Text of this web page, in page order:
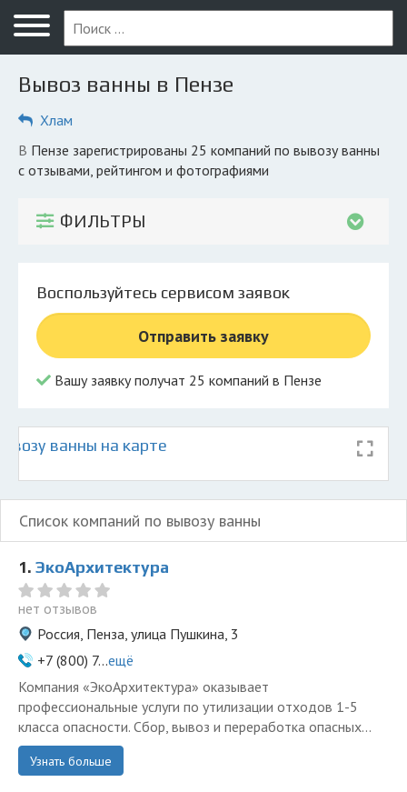
Меню
Главная
Вопрос юристу
Экоблог
Личный кабинет
© 2026 Все права защищены
Вывоз ванны в Пензе
Хлам
в Пензе зарегистрированы 25 компаний по вывозу ванны
с отзывами, рейтингом и фотографиями
ФИЛЬТРЫ
Воспользуйтесь сервисом заявок
Отправить заявку
Вашу заявку получат 25 компаний в Пензе
ванны на карте
Список компаний по вывозу ванны
1. ЭкоАрхитектура
нет отзывов
Россия, Пенза, улица Пушкина, 3
+7 (800) 7...ещё
Компания «ЭкоАрхитектура» оказывает
профессиональные услуги по утилизации отходов 1-5
класса опасности. Сбор, вывоз и переработка опасных...
Узнать больше